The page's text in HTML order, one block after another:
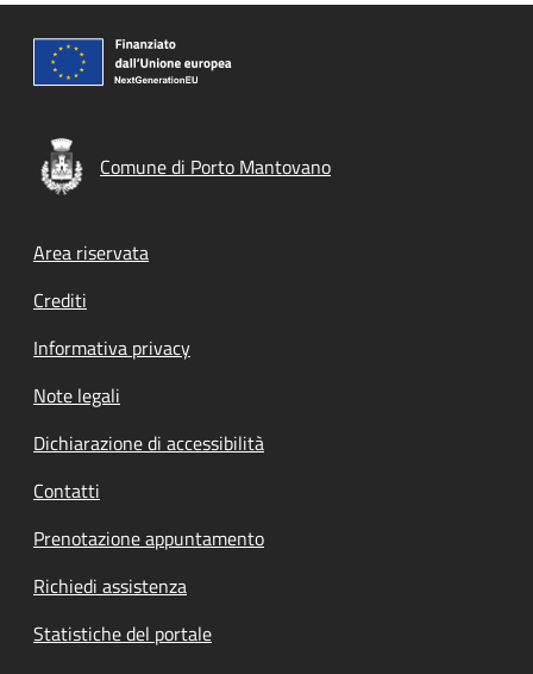
Comune di Porto Mantovano
Footer menu
Area riservata
Crediti
Informativa privacy
Note legali
Dichiarazione di accessibilità
Contatti
Prenotazione appuntamento
Richiedi assistenza
Statistiche del portale